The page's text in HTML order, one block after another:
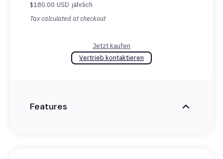
$180.00 USD jährlich
Tax calculated at checkout
Jetzt kaufen
Vertrieb kontaktieren
Features